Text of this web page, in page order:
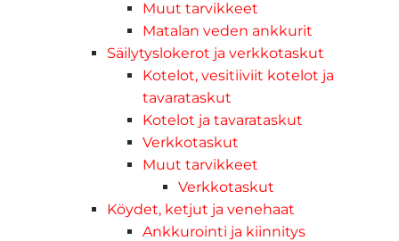
Muut tarvikkeet
Matalan veden ankkurit
Säilytyslokerot ja verkkotaskut
Kotelot, vesitiiviit kotelot ja
tavarataskut
Kotelot ja tavarataskut
Verkkotaskut
Muut tarvikkeet
Verkkotaskut
Köydet, ketjut ja venehaat
Ankkurointi ja kiinnitys